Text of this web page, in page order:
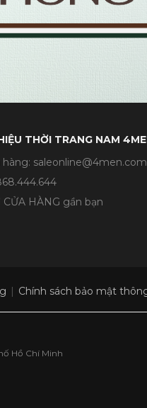
THỜI TRANG NAM
hàng:
HÀNG gần bạn
Chính sách bảo mật
Hồ Chí Minh